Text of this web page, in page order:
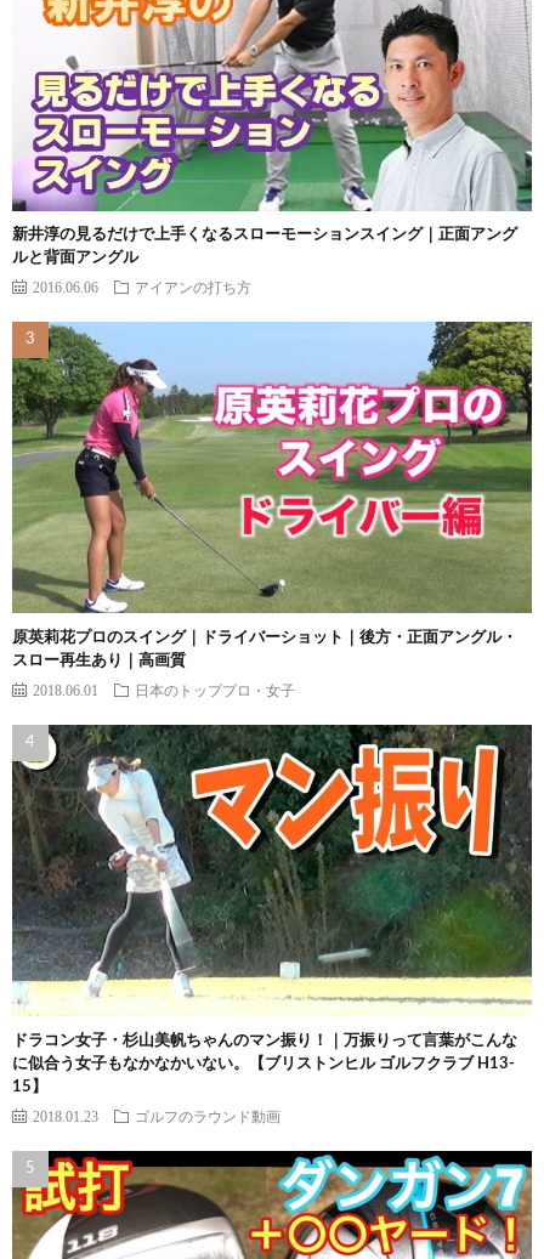
新井淳の見るだけで上手くなるスローモーションスイング｜正面アング
ルと背面アングル
2016.06.06 アイアンの打ち方
原英莉花プロのスイング｜ドライバーショット｜後方・正面アングル・
スロー再生あり｜高画質
2018.06.01 日本のトッププロ・女子
ドラコン女子・杉山美帆ちゃんのマン振り！｜万振りって言葉がこんな
に似合う女子もなかなかいない。【ブリストンヒル ゴルフクラブ H13-
15】
2018.01.23 ゴルフのラウンド動画